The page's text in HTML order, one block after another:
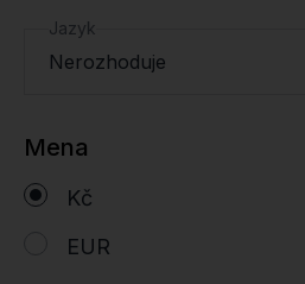
Jazyk
Nerozhoduje
Mena
Kč
EUR